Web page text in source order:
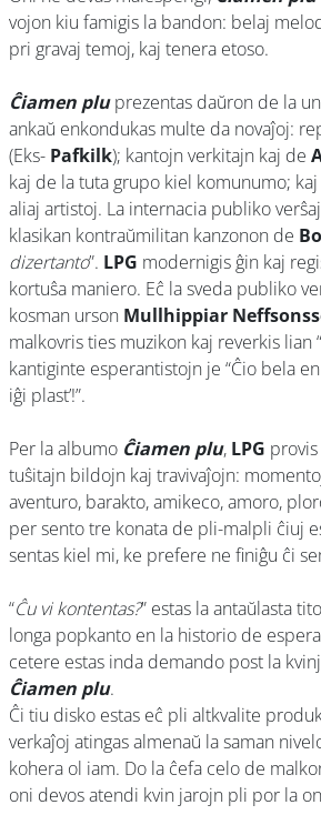
vojon kiu famigis la bandon: belaj
pri gravaj temoj, kaj tenera etoso.
Ĉiamen pluprezentas daŭron de la
ankaŭ enkondukas multe da novaĵoj:
(Eks- Pafkilk); kantojn verkitajn kaj de
kaj de la tuta grupo kiel komunumo;
aliaj artistoj. La internacia publiko
klasikan kontraŭmilitan kanzonon de
dizertanto”. LPG modernigis ĝin kaj
kortuŝa maniero. Eĉ la sveda publiko
kosman urson Mullhippiar
malkovris ties muzikon kaj reverkis lian “
kantiginte esperantistojn je “Ĉio bela
iĝi plast’!”.
Per la albumo Ĉiamen plu, LPG
tuŝitajn bildojn kaj travivaĵojn:
aventuro, barakto, amikeco, amoro,
per sento tre konata de pli-malpli ĉiuj
sentas kiel mi, ke prefere ne finiĝu ĉi
“Ĉu vi kontentas?” estas la antaŭlasta
longa popkanto en la historio de
cetere estas inda demando post la
Ĉiamen plu.
Ĉi tiu disko estas eĉ pli altkvalite
verkaĵoj atingas almenaŭ la saman
kohera ol iam. Do la ĉefa celo de
oni devos atendi kvin jarojn pli por la